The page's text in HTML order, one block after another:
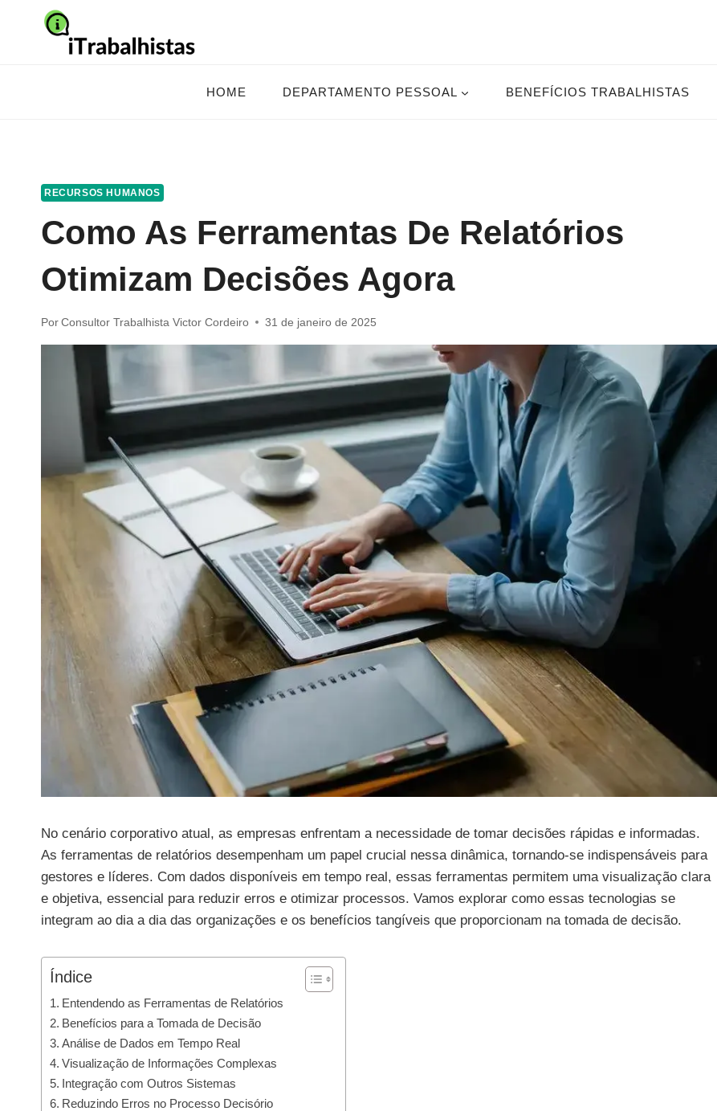
HOME DEPARTAMENTO PESSOAL BENEFÍCIOS TRABALHISTAS
RECURSOS HUMANOS
Como As Ferramentas De Relatórios
Otimizam Decisões Agora
Por Consultor Trabalhista Victor Cordeiro 31 de janeiro de 2025
No cenário corporativo atual, as empresas enfrentam a necessidade de tomar decisões rápidas e informadas.
As ferramentas de relatórios desempenham um papel crucial nessa dinâmica, tornando-se indispensáveis para
gestores e líderes. Com dados disponíveis em tempo real, essas ferramentas permitem uma visualização clara
e objetiva, essencial para reduzir erros e otimizar processos. Vamos explorar como essas tecnologias se
integram ao dia a dia das organizações e os benefícios tangíveis que proporcionam na tomada de decisão.
Índice
Entendendo as Ferramentas de Relatórios
Benefícios para a Tomada de Decisão
Análise de Dados em Tempo Real
Visualização de Informações Complexas
Integração com Outros Sistemas
Reduzindo Erros no Processo Decisório